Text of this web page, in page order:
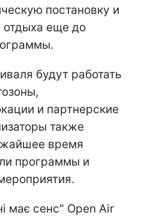
постановку и
отдыха еще до
будут работать
и партнерские
также
время
программы и
має сенс" Open Air